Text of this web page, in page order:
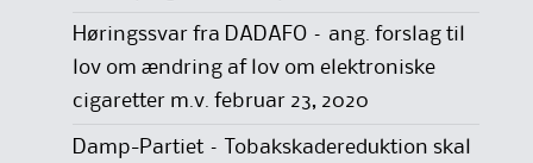
Høringssvar fra DADAFO – ang. forslag til
lov om ændring af lov om elektroniske
cigaretter m.v. februar 23, 2020
Damp-Partiet – Tobakskadereduktion skal